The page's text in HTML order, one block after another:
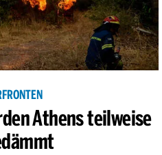
Athens teilweise